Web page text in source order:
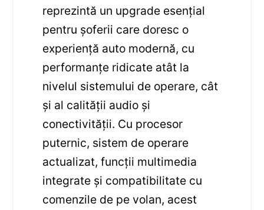
reprezintă un upgrade esențial
pentru șoferii care doresc o
experiență auto modernă, cu
performanțe ridicate atât la
nivelul sistemului de operare, cât
și al calității audio și
conectivității. Cu procesor
puternic, sistem de operare
actualizat, funcții multimedia
integrate și compatibilitate cu
comenzile de pe volan, acest